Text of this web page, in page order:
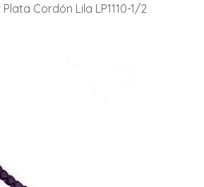
Cordón Lila LP1110-1/2